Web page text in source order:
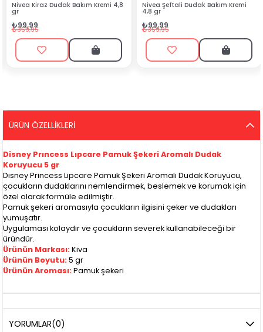
Kremi 4,8 Nivea Şeftali Dudak Bakım Kremi Meditech Arnica Jel
ÜRÜN ÖZELLIKLERI
Disney Prıncess Lıpcare Pamuk Şekeri Aromalı Dudak
Koruyucu 5 gr
Disney Princess Lipcare Pamuk Şekeri Aromalı Dudak Koruyucu,
çocukların dudaklarını nemlendirmek, beslemek ve korumak için
özel olarak formüle edilmiştir.
Pamuk şekeri aromasıyla çocukların ilgisini çeker ve dudakları
yumuşatır.
Uygulaması kolaydır ve çocukların severek kullanabileceği bir
üründür.
Ürünün Markası: Kiva
Ürünün Boyutu:5 gr
Ürünün Aroması:Pamuk şekeri
YORUMLAR(0)